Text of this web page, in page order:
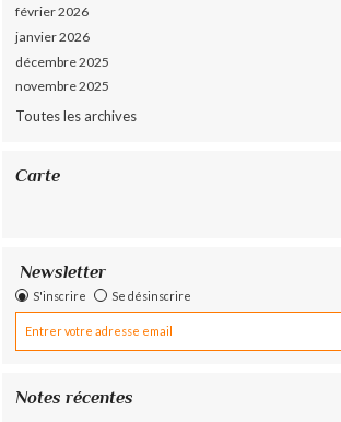
février 2026
janvier 2026
décembre 2025
novembre 2025
Toutes les archives
Carte
Newsletter
S'inscrire Se désinscrire
Notes récentes